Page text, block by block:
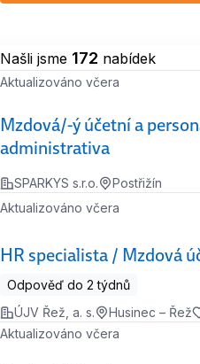
Našli jsme 172 nabídek
Mzdová/-ý účetní a
administrativa
Aktualizováno včera
SPARKYS s.r.o. Postřižín
HR specialista / Mzdová
Aktualizováno včera
Odpověď do 2 týdnů
ÚJV Řež, a. s.
Husinec – Řež
Aktualizováno včera